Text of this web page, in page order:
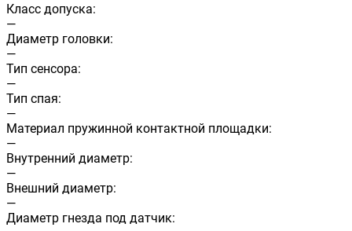
Класс допуска:
—
Диаметр головки:
—
Тип сенсора:
—
Тип спая:
—
Материал пружинной контактной площадки:
—
Внутренний диаметр:
—
Внешний диаметр:
—
Диаметр гнезда под датчик: